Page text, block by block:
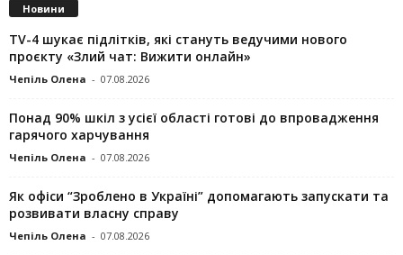
Новини
TV-4 шукає підлітків, які стануть ведучими нового
проєкту «Злий чат: Вижити онлайн»
Чепіль Олена - 07.08.2026
Понад 90% шкіл з усієї області готові до впровадження
гарячого харчування
Чепіль Олена - 07.08.2026
Як офіси “Зроблено в Україні” допомагають запускaти та
розвивати власну справу
Чепіль Олена - 07.08.2026